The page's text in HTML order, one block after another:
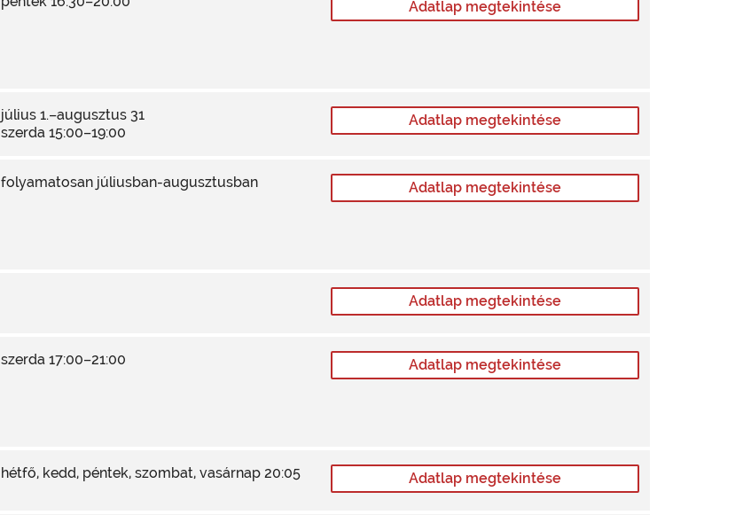
Adatlap megtekintése
július 1.–augusztus 31
szerda 15:00–19:00
Adatlap megtekintése
folyamatosan júliusban-augusztusban Adatlap megtekintése
Adatlap megtekintése
szerda 17:00–21:00 Adatlap megtekintése
hétfő, kedd, péntek, szombat, vasárnap 20:05 Adatlap megtekintése